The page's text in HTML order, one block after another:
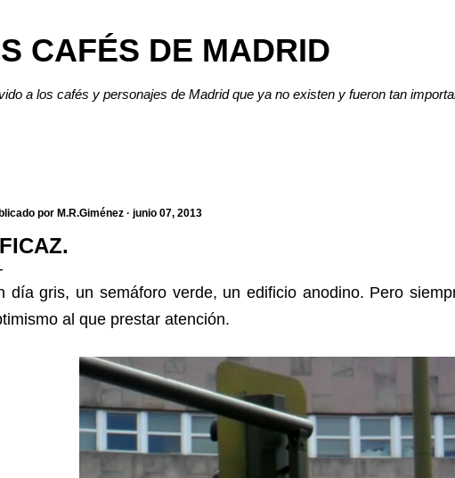
CAFÉS DE MADRID
a los cafés y personajes de Madrid que ya no existen y fueron tan
por M.R.Giménez junio 07, 2013
día gris, un semáforo verde, un edificio anodino. Pero
al que prestar atención.